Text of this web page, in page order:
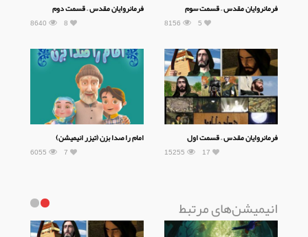
فرمانروایان مقدس – قسمت سوم
8156 5
فرمانروایان مقدس – قسمت دوم
8640 8
فرمانروایان مقدس – قسمت اول
15255 17
امام را صدا بزن (تیزر انیمیشن)
6055 7
انیمیشن‌های مرتبط